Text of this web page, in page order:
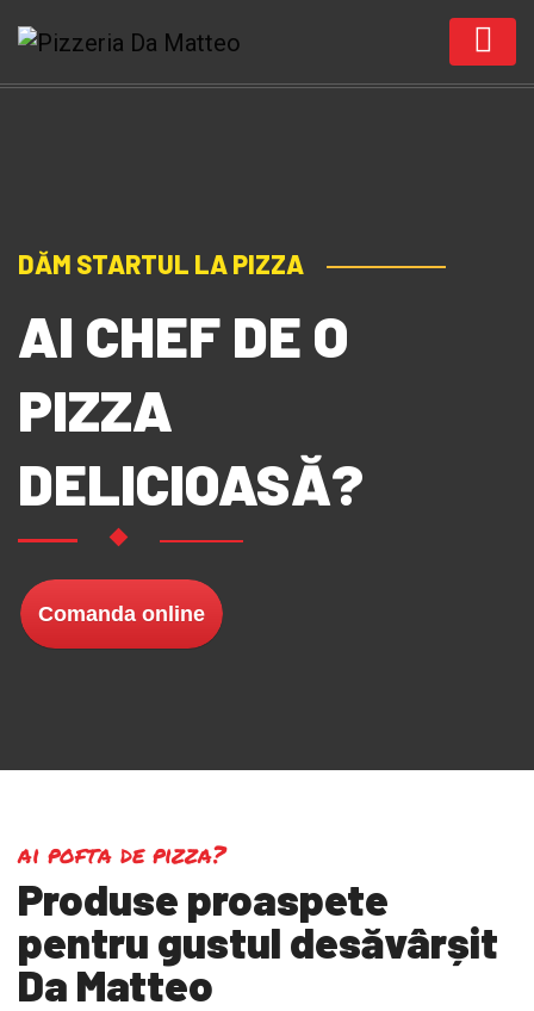
DĂM STARTUL LA PIZZA
AI CHEF DE O
PIZZA
DELICIOASĂ?
Comanda online
ai pofta de pizza?
Produse proaspete
pentru gustul desăvârșit
Da Matteo